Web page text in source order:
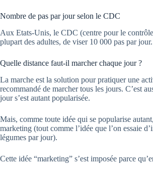
Nombre de pas par jour selon le CDC
Aux Etats-Unis, le CDC (centre pour le
plupart des adultes, de viser 10 000 pas par
Quelle distance faut-il marcher chaque jour ?
La marche est la solution pour pratiquer une
recommandé de marcher tous les jours. C’est
jour s’est autant popularisée.
Mais, comme toute idée qui se popularise
marketing (tout comme l’idée que l’on essaie
légumes par jour).
Cette idée “marketing” s’est imposée parce